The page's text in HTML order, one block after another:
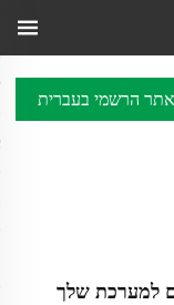
הרשמי בעברית
למערכת שלך